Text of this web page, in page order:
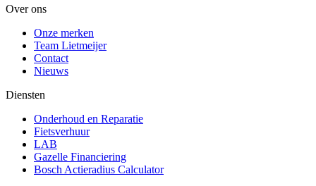
Over ons
Onze merken
Team Lietmeijer
Contact
Nieuws
Diensten
Onderhoud en Reparatie
Fietsverhuur
LAB
Gazelle Financiering
Bosch Actieradius Calculator